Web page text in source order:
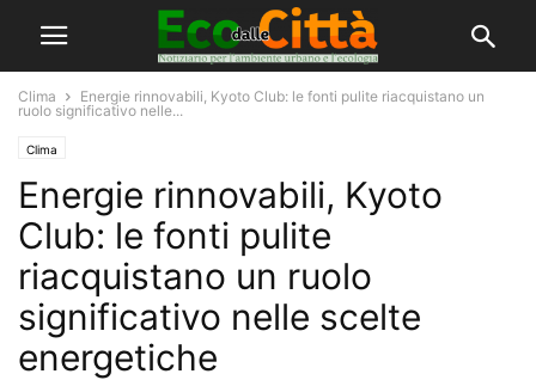
Clima
Energie rinnovabili, Kyoto Club: le fonti pulite riacquistano un
ruolo significativo nelle...
Clima
Energie rinnovabili, Kyoto
Club: le fonti pulite
riacquistano un ruolo
significativo nelle scelte
energetiche